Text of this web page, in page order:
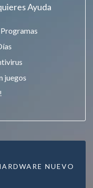
Ayuda
juegos
NUEVO